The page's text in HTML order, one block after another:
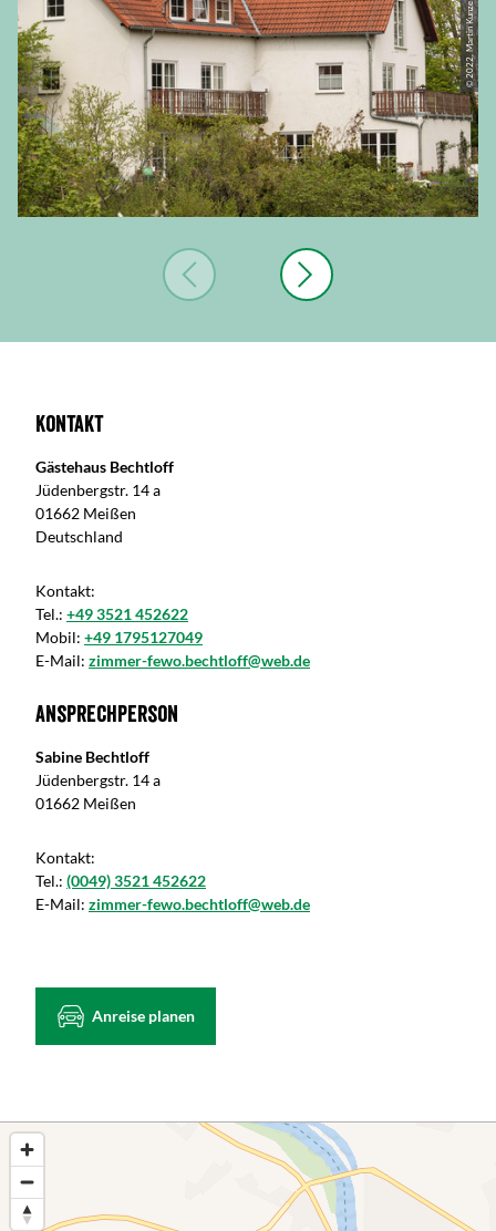
© 2022, Martin Kunze
Kontakt
Gästehaus Bechtloff
Jüdenbergstr. 14 a
01662 Meißen
Deutschland
Kontakt:
Tel.: +49 3521 452622
Mobil: +49 1795127049
E-Mail: zimmer-fewo.bechtloff@web.de
Ansprechperson
Sabine Bechtloff
Jüdenbergstr. 14 a
01662 Meißen
Kontakt:
Tel.: (0049) 3521 452622
E-Mail: zimmer-fewo.bechtloff@web.de
Anreise planen